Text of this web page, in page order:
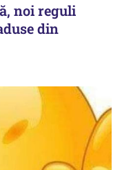
noi reguli
din